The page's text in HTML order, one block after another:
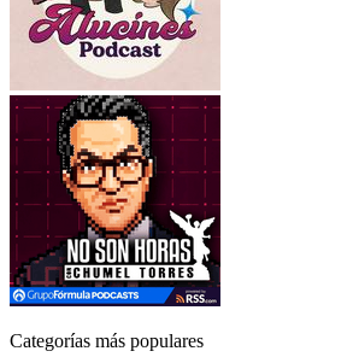
Categorías más populares